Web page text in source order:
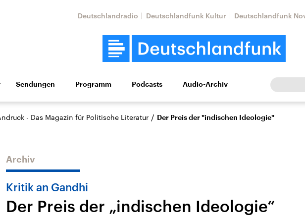
Deutschlandradio Deutschlandfunk Kultur Deutschlandfunk
Politik Wirtschaft Wissen Kultur Europa
Feature Musik
Sachsen-
USA
Aktuelle Beiträge,
Nahostkonflikt
Iran
Aktuelle Lage und
Sendungen Programm Podcasts Audio-Archiv
- Das Magazin für Politische Literatur / Der Preis der "indischen Ideologie"
Archiv
Kritik an Gandhi
Der Preis der „indischen Ideologie“